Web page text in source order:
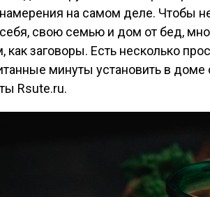
на самом деле. Чтобы
свою семью и дом от бед,
как заговоры. Есть несколько
минуты установить в
Rsute.ru.